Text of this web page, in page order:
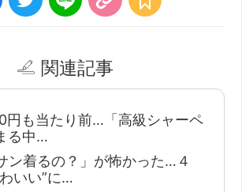
関連記事
も当たり前…「高級シャーペ
る中…
ン着るの？」が怖かった…４
いい”に…